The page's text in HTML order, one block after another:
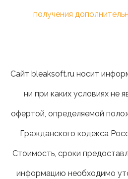
получения
Сайт bleaksoft.ru носит
ни при каких условиях не
офертой, определяемой
Гражданского кодекса
Стоимость, сроки
информацию необходимо